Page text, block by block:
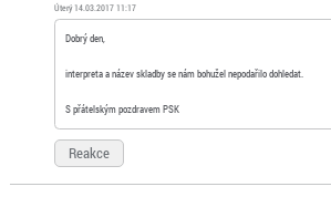
Úterý 14.03.2017 11:17
Dobrý den,
interpreta a název skladby se nám bohužel nepodařilo dohledat.
S přátelským pozdravem PSK
Reakce